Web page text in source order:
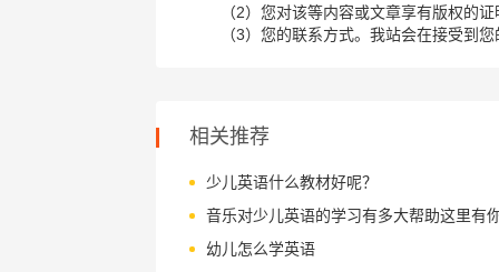
（2）您对该等内容或文章享有版权的
（3）您的联系方式。我站会在接受到
相关推荐
少儿英语什么教材好呢？
幼儿怎么学英语